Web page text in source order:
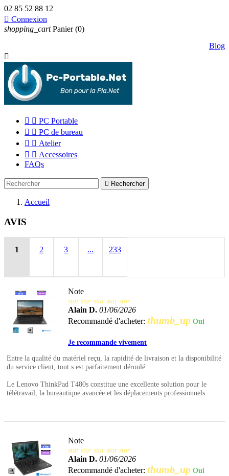
02 85 52 88 12
 Connexion
shopping_cart Panier (0)
Blog

  PC Portable
  PC de bureau
  Atelier
  Accessoires
FAQs
 Rechercher
Accueil
AVIS
1 2 3 ... 233
Note
star star star star star
Alain D. 01/06/2026
Recommandé d'acheter: thumb_up Oui
Je recommande vivement
Entre la qualité du matériel reçu, la rapidité de livraison et la disponibilité
du service client, tout s est parfaitement déroulé.
Le Lenovo ThinkPad T480s constitue une excellente solution pour le
télétravail, la bureautique avancée et les déplacements professionnels.
Note
star star star star star
Alain D. 01/06/2026
Recommandé d'acheter: thumb_up Oui